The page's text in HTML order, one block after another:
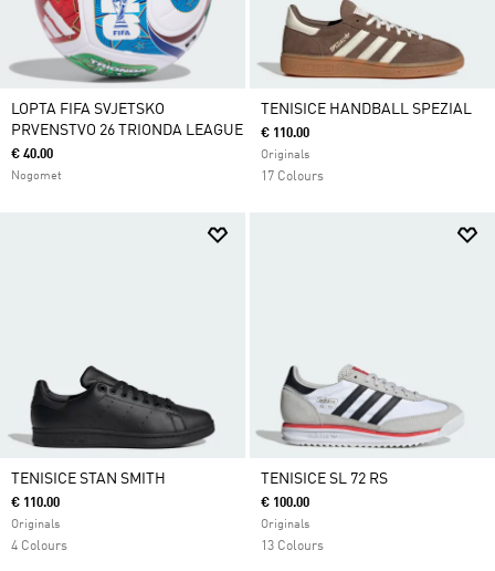
LOPTA FIFA SVJETSKO
PRVENSTVO 26 TRIONDA LEAGUE
€ 40.00
Nogomet
TENISICE HANDBALL SPEZIAL
€ 110.00
Originals
17 Colours
TENISICE STAN SMITH
€ 110.00
Originals
4 Colours
TENISICE SL 72 RS
€ 100.00
Originals
13 Colours